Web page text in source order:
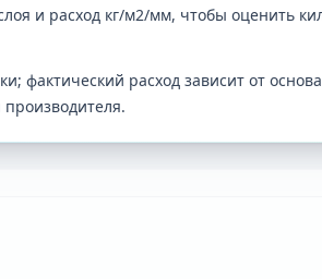
и расход кг/м2/мм, чтобы оценить
фактический расход зависит от